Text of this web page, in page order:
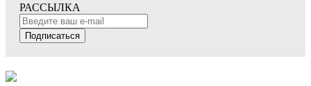
РАССЫЛКА
Подписаться